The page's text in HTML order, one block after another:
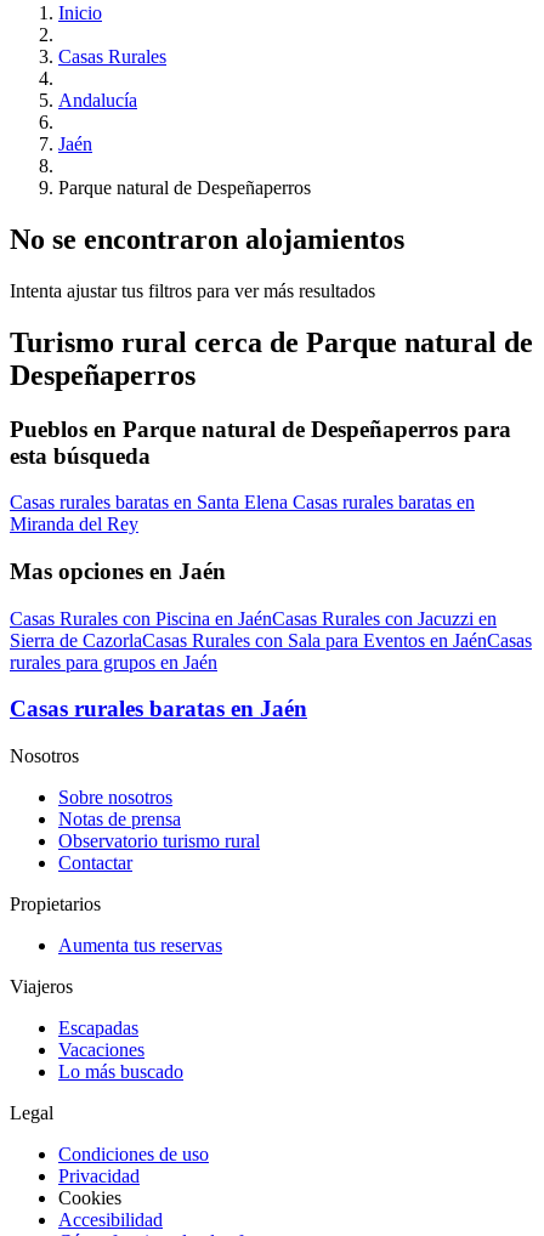
Inicio
Casas Rurales
Andalucía
Jaén
Parque natural de Despeñaperros
No se encontraron alojamientos
Intenta ajustar tus filtros para ver más resultados
Turismo rural cerca de Parque natural de
Despeñaperros
Pueblos en Parque natural de Despeñaperros para
esta búsqueda
Casas rurales baratas en Santa Elena Casas rurales baratas en
Miranda del Rey
Mas opciones en Jaén
Casas Rurales con Piscina en JaénCasas Rurales con Jacuzzi en
Sierra de CazorlaCasas Rurales con Sala para Eventos en JaénCasas
rurales para grupos en Jaén
Casas rurales baratas en Jaén
Nosotros
Sobre nosotros
Notas de prensa
Observatorio turismo rural
Contactar
Propietarios
Aumenta tus reservas
Viajeros
Escapadas
Vacaciones
Lo más buscado
Legal
Condiciones de uso
Privacidad
Cookies
Accesibilidad